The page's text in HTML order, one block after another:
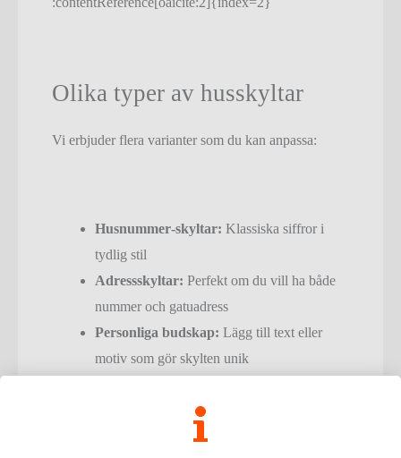
Olika typer av husskyltar
Vi erbjuder flera varianter som du kan anpassa:
Husnummer‑skyltar: Klassiska siffror i
tydlig stil
Adressskyltar: Perfekt om du vill ha både
nummer och gatuadress
Personliga budskap: Lägg till text eller
motiv som gör skylten unik
Material och kvalitet